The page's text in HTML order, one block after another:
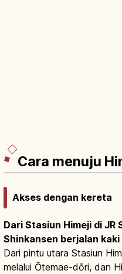
Cara menuju
Akses dengan kereta
Dari Stasiun Himeji di JR
Shinkansen berjalan
Dari pintu utara Stasiun
melalui Ōtemae-dōri, dan